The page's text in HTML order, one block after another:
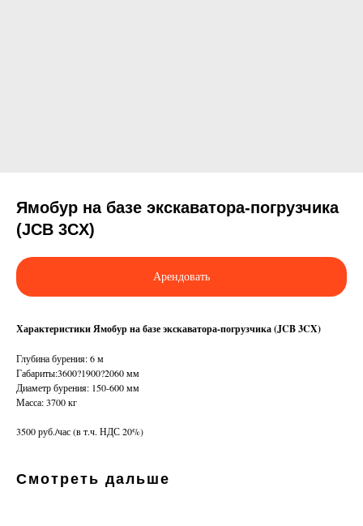
Ямобур на базе экскаватора-погрузчика
(JCB 3CX)
Арендовать
Характеристики Ямобур на базе экскаватора-погрузчика (JCB 3CX)
Глубина бурения: 6 м
Габариты:3600?1900?2060 мм
Диаметр бурения: 150-600 мм
Масса: 3700 кг
3500 руб./час (в т.ч. НДС 20%)
Смотреть дальше